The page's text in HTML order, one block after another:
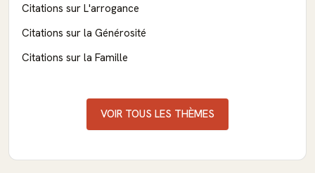
Citations sur L'arrogance
Citations sur la Générosité
Citations sur la Famille
VOIR TOUS LES THÈMES